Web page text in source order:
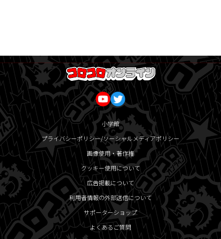
小学館
プライバシーポリシー/ソーシャルメディアポリシー
画像使用・著作権
クッキー使用について
広告掲載について
利用者情報の外部送信について
サポーターショップ
よくあるご質問